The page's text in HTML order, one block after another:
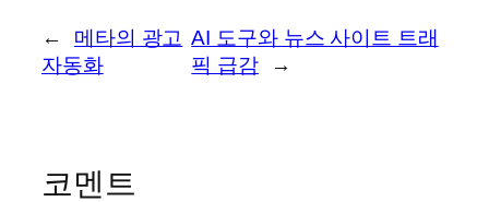
←
메타의 광고
자동화
AI 도구와 뉴스 사이트 트래
픽 급감
→
코멘트